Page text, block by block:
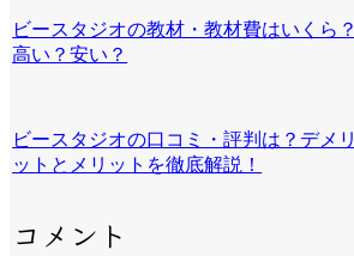
ビースタジオの教材・教材費はいくら？
高い？安い？
ビースタジオの口コミ・評判は？デメリ
ットとメリットを徹底解説！
コメント